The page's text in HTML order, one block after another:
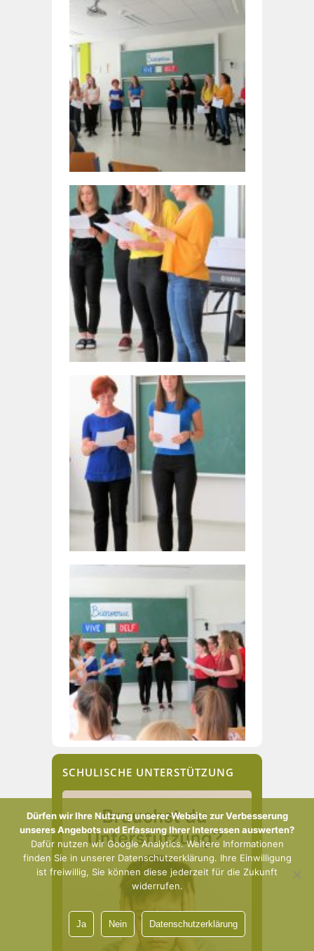
SCHULISCHE UNTERSTÜTZUNG
Dürfen wir Ihre Nutzung unserer Website zur Verbesserung
unseres Angebots und Erfassung Ihrer Interessen auswerten?
Dafür nutzen wir Google Analytics. Weitere Informationen
finden Sie in unserer Datenschutzerklärung. Ihre Einwilligung
ist freiwillig, Sie können diese jederzeit für die Zukunft
widerrufen.
Ja Nein Datenschutzerklärung